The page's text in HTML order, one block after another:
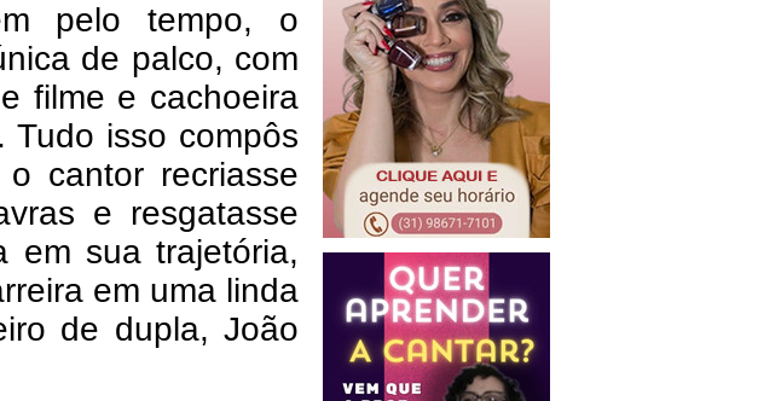
pelo tempo, o
de palco, com
filme e cachoeira
Tudo isso compôs
cantor recriasse
e resgatasse
em sua trajetória,
em uma linda
de dupla, João